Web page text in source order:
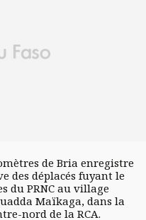
de Bria enregistre
des déplacés fuyant le
du PRNC au village
Maïkaga, dans la
nord de la RCA.